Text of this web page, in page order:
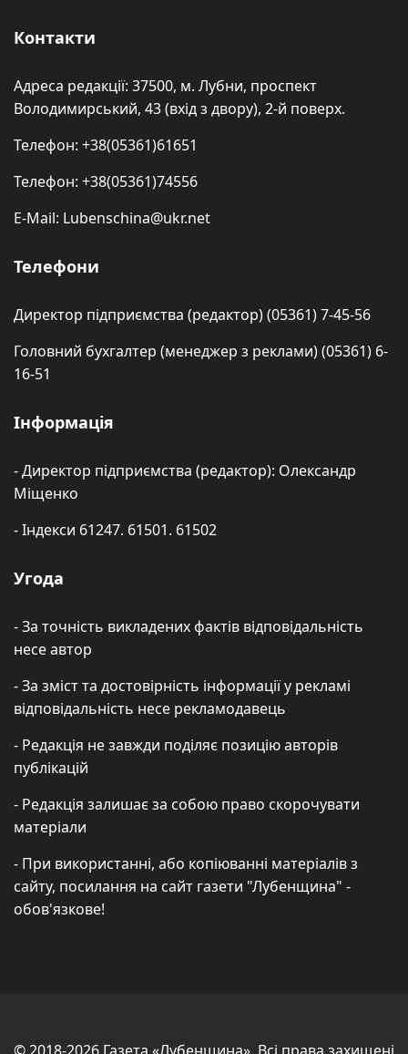
Контакти
Адреса редакції: 37500, м. Лубни, проспект
Володимирський, 43 (вхід з двору), 2-й поверх.
Телефон: +38(05361)61651
Телефон: +38(05361)74556
E-Mail: Lubenschina@ukr.net
Телефони
Директор підприємства (редактор) (05361) 7-45-56
Головний бухгалтер (менеджер з реклами) (05361) 6-
16-51
Інформація
- Директор підприємства (редактор): Олександр
Міщенко
- Індекси 61247. 61501. 61502
Угода
- За точність викладених фактів відповідальність
несе автор
- За зміст та достовірність інформації у рекламі
відповідальність несе рекламодавець
- Редакція не завжди поділяє позицію авторів
публікацій
- Редакція залишає за собою право скорочувати
матеріали
- При використанні, або копіюванні матеріалів з
сайту, посилання на сайт газети "Лубенщина" -
обов'язкове!